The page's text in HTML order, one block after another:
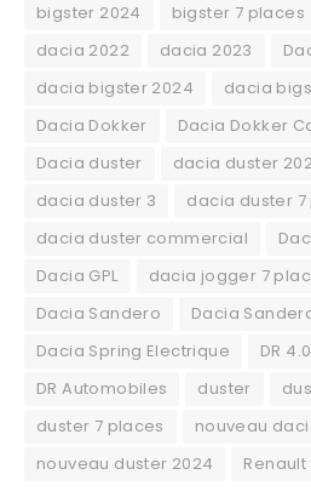
bigster 2024 bigster 7 places
dacia 2022
dacia 2023
dacia bigster 2024
dacia
Dacia Dokker
Dacia Dokker
Dacia duster
dacia duster
dacia duster 3
dacia duster 7
dacia duster commercial
Dacia GPL
dacia jogger 7
Dacia Sandero
Dacia
Dacia Spring Electrique
DR 4.0
DR Automobiles
duster
duster 7 places
nouveau
nouveau duster 2024